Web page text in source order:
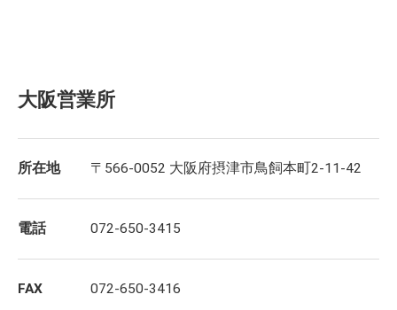
大阪営業所
所在地 〒566-0052 大阪府摂津市鳥飼本町2-11-42
電話 072-650-3415
FAX 072-650-3416